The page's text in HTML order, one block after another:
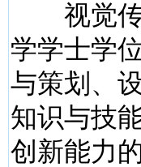
视觉传
学学士学
与策划、
知识与技
创新能力